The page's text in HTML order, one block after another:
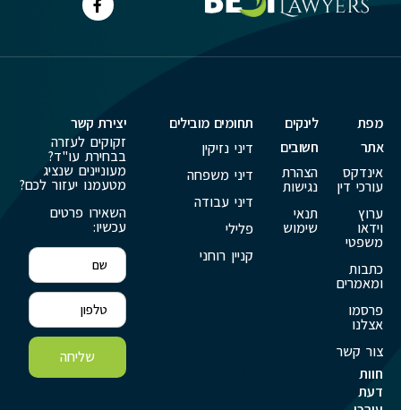
מפת
אתר
אינדקס
עורכי דין
ערוץ
וידאו
משפטי
כתבות
ומאמרים
פרסמו
אצלנו
צור קשר
חוות
דעת
לינקים
חשובים
הצהרת
נגישות
תנאי
שימוש
תחומים מובילים
דיני נזיקין
דיני משפחה
דיני עבודה
פלילי
קניין רוחני
יצירת קשר
זקוקים לעזרה
בבחירת עו"ד?
מעוניינים שנציג
מטעמנו יעזור לכם?
השאירו פרטים
עכשיו:
שליחה